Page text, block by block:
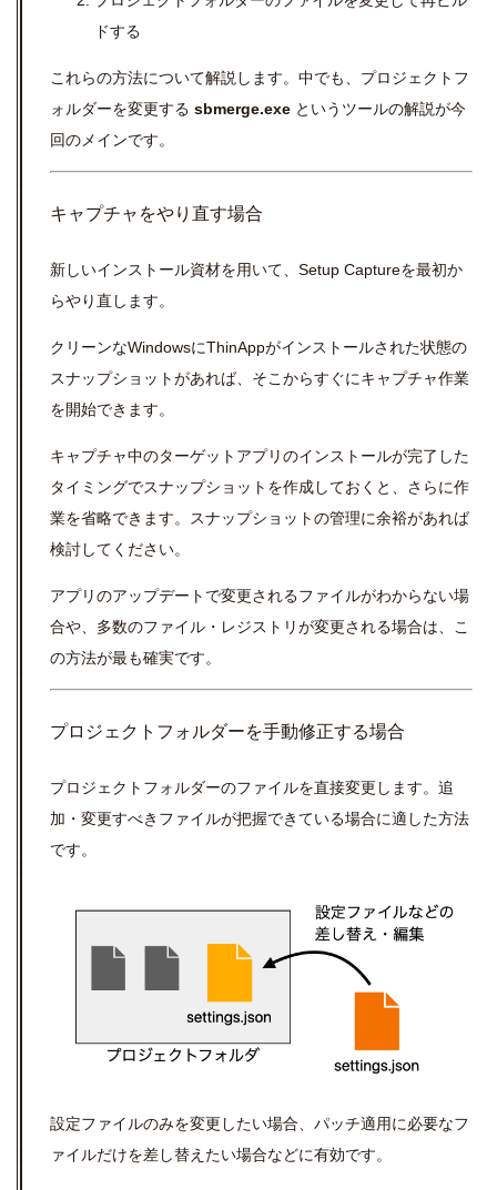
ドする
これらの方法について解説します。中でも、プロジェクトフ
ォルダーを変更する sbmerge.exe というツールの解説が今
回のメインです。
キャプチャをやり直す場合
新しいインストール資材を用いて、Setup Captureを最初か
らやり直します。
クリーンなWindowsにThinAppがインストールされた状態の
スナップショットがあれば、そこからすぐにキャプチャ作業
を開始できます。
キャプチャ中のターゲットアプリのインストールが完了した
タイミングでスナップショットを作成しておくと、さらに作
業を省略できます。スナップショットの管理に余裕があれば
検討してください。
アプリのアップデートで変更されるファイルがわからない場
合や、多数のファイル・レジストリが変更される場合は、こ
の方法が最も確実です。
プロジェクトフォルダーを手動修正する場合
プロジェクトフォルダーのファイルを直接変更します。追
加・変更すべきファイルが把握できている場合に適した方法
です。
設定ファイルのみを変更したい場合、パッチ適用に必要なフ
ァイルだけを差し替えたい場合などに有効です。